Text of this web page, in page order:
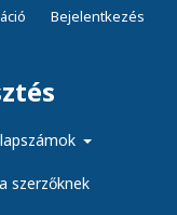
szerzőknek
Bejelentkezés